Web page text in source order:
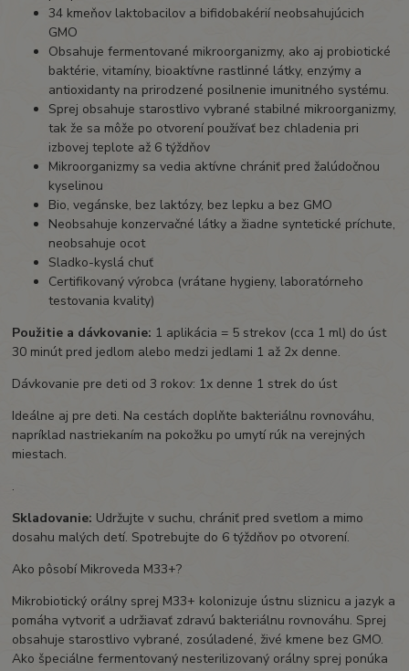
34 kmeňov laktobacilov a bifidobakérií neobsahujúcich
GMO
Obsahuje fermentované mikroorganizmy, ako aj probiotické
baktérie, vitamíny, bioaktívne rastlinné látky, enzýmy a
antioxidanty na prirodzené posilnenie imunitného systému.
Sprej obsahuje starostlivo vybrané stabilné mikroorganizmy,
tak že sa môže po otvorení používať bez chladenia pri
izbovej teplote až 6 týždňov
Mikroorganizmy sa vedia aktívne chrániť pred žalúdočnou
kyselinou
Bio, vegánske, bez laktózy, bez lepku a bez GMO
Neobsahuje konzervačné látky a žiadne syntetické príchute,
neobsahuje ocot
Sladko-kyslá chuť
Certifikovaný výrobca (vrátane hygieny, laboratórneho
testovania kvality)
Použitie a dávkovanie: 1 aplikácia = 5 strekov (cca 1 ml) do úst
30 minút pred jedlom alebo medzi jedlami 1 až 2x denne.
Dávkovanie pre deti od 3 rokov: 1x denne 1 strek do úst
Ideálne aj pre deti. Na cestách doplňte bakteriálnu rovnováhu,
napríklad nastriekaním na pokožku po umytí rúk na verejných
miestach.
.
Skladovanie: Udržujte v suchu, chrániť pred svetlom a mimo
dosahu malých detí. Spotrebujte do 6 týždňov po otvorení.
Ako pôsobí Mikroveda M33+?
Mikrobiotický orálny sprej M33+ kolonizuje ústnu sliznicu a jazyk a
pomáha vytvoriť a udržiavať zdravú bakteriálnu rovnováhu. Sprej
obsahuje starostlivo vybrané, zosúladené, živé kmene bez GMO.
Ako špeciálne fermentovaný nesterilizovaný orálny sprej ponúka